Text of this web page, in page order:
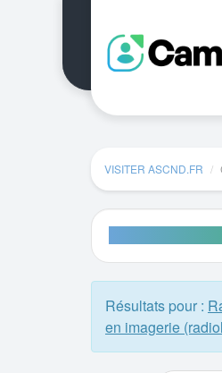
VISITER ASCND.FR
Résultats pour :
en imagerie